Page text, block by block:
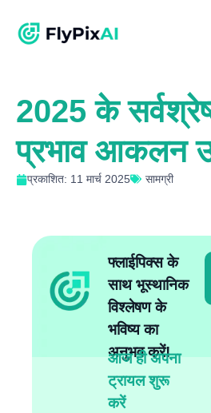
2025 के
प्रभाव आकलन
प्रकाशित: 11 मार्च 2025 सामग्री
फ्लाईपिक्स के
साथ भूस्थानिक
विश्लेषण के
भविष्य का
अनुभव करें!
आज ही अपना
ट्रायल शुरू
करें